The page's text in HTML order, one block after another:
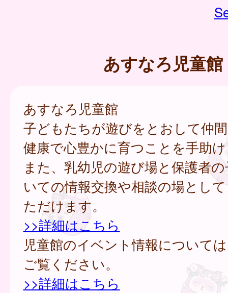
あすなろ児童館
あすなろ児童館
子どもたちが遊びをとおして仲
健康で心豊かに育つことを手助
また、乳幼児の遊び場と保護者
いての情報交換や相談の場とし
ただけます。
>>詳細はこちら
児童館のイベント情報について
ご覧ください。
>>詳細はこちら